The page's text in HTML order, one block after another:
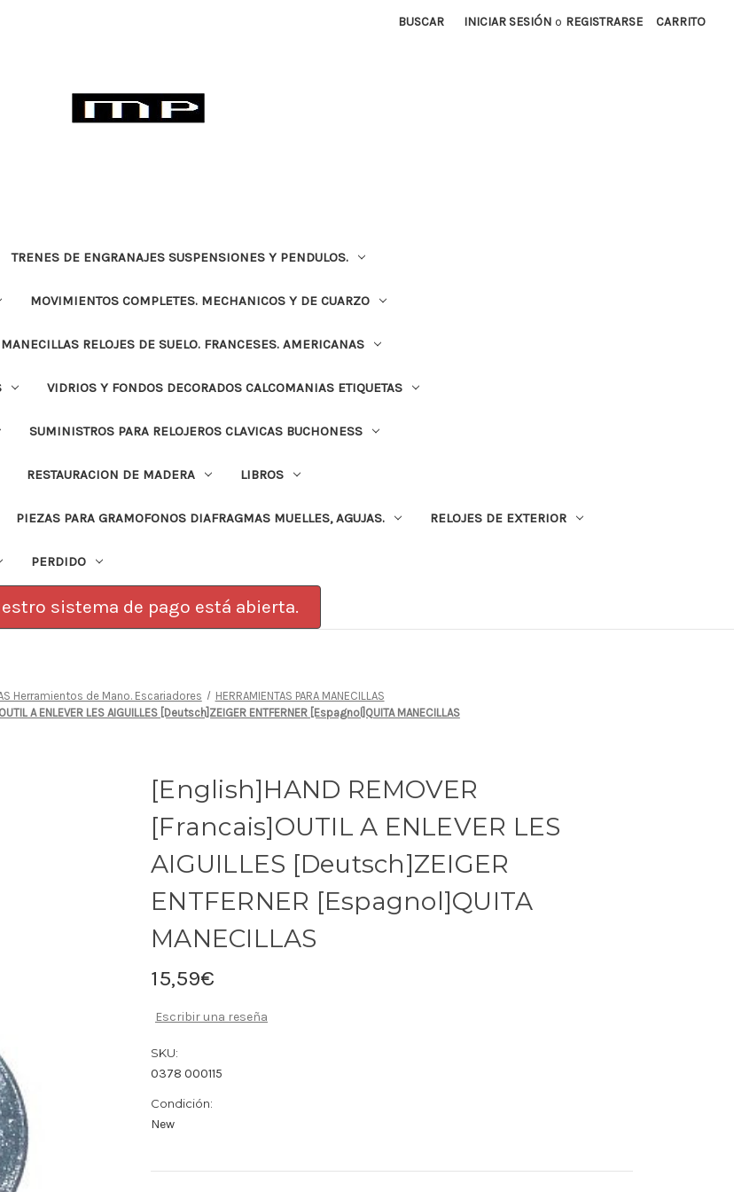
BUSCAR INICIAR SESIÓN o REGISTRARSE CARRITO
TRENES DE ENGRANAJES SUSPENSIONES Y PENDULOS.
MOVIMIENTOS COMPLETES. MECHANICOS Y DE CUARZO
MANECILLAS RELOJES DE SUELO. FRANCESES. AMERICANAS
VIDRIOS Y FONDOS DECORADOS CALCOMANIAS ETIQUETAS
SUMINISTROS PARA RELOJEROS CLAVICAS BUCHONESS
RESTAURACION DE MADERA LIBROS
PIEZAS PARA GRAMOFONOS DIAFRAGMAS MUELLES, AGUJAS. RELOJES DE EXTERIOR
PERDIDO
sistema de pago está abierta.
Herramientos de Mano. Escariadores
HERRAMIENTAS PARA MANECILLAS
A ENLEVER LES AIGUILLES [Deutsch]ZEIGER ENTFERNER [Espagnol]QUITA MANECILLAS
[English]HAND REMOVER
[Francais]OUTIL A ENLEVER LES
AIGUILLES [Deutsch]ZEIGER
ENTFERNER [Espagnol]QUITA
MANECILLAS
15,59€
Escribir una reseña
SKU:
0378 000115
Condición:
New